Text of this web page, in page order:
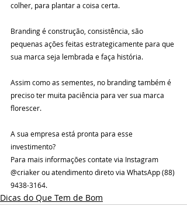
colher, para plantar a coisa certa.
Branding é construção, consistência, são
pequenas ações feitas estrategicamente para que
sua marca seja lembrada e faça história.
Assim como as sementes, no branding também é
preciso ter muita paciência para ver sua marca
florescer.
A sua empresa está pronta para esse
investimento?
Para mais informações contate via Instagram
@criaker ou atendimento direto via WhatsApp (88)
9438-3164.
Dicas do Que Tem de Bom